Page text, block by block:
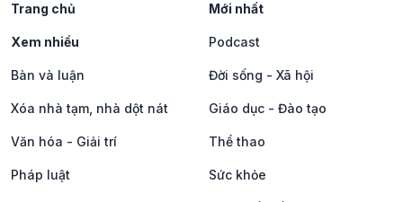
Trang chủ Mới nhất
Xem nhiều Podcast
Bàn và luận Đời sống - Xã hội
Xóa nhà tạm, nhà dột nát Giáo dục - Đào tạo
Văn hóa - Giải trí Thể thao
Pháp luật Sức khỏe